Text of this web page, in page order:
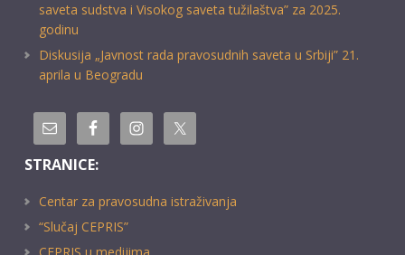
saveta sudstva i Visokog saveta tužilaštva” za 2025.
godinu
Diskusija „Javnost rada pravosudnih saveta u Srbiji” 21.
aprila u Beogradu
STRANICE:
Centar za pravosudna istraživanja
“Slučaj CEPRIS”